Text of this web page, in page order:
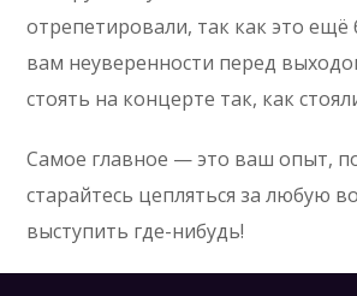
отрепетировали, так как это ещё
вам неуверенности перед
стоять на концерте так, как
Самое главное — это ваш опыт,
старайтесь цепляться за любую
выступить где-нибудь!